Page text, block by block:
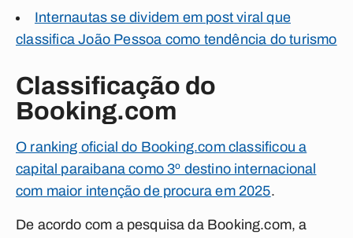
Internautas se dividem em post viral que
classifica João Pessoa como tendência do turismo
Classificação do
Booking.com
O ranking oficial do Booking.com classificou a
capital paraibana como 3º destino internacional
com maior intenção de procura em 2025.
De acordo com a pesquisa da Booking.com, a